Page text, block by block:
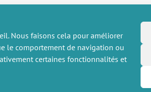
Nous faisons cela pour améliorer
le comportement de navigation ou
certaines fonctionnalités et
NOUS SUIVRE
Flux RSS
Réseaux sociaux